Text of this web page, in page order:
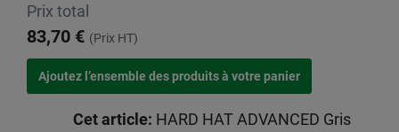
Prix total
83,70 € (Prix HT)
Cet article: HARD HAT ADVANCED Gris